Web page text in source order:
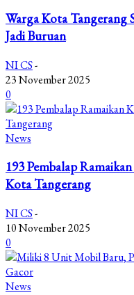
Warga Kota Tangerang
Jadi Buruan
NI CS-
23 November 2025
0
News
193 Pembalap
Kota Tangerang
NI CS-
10 November 2025
0
News